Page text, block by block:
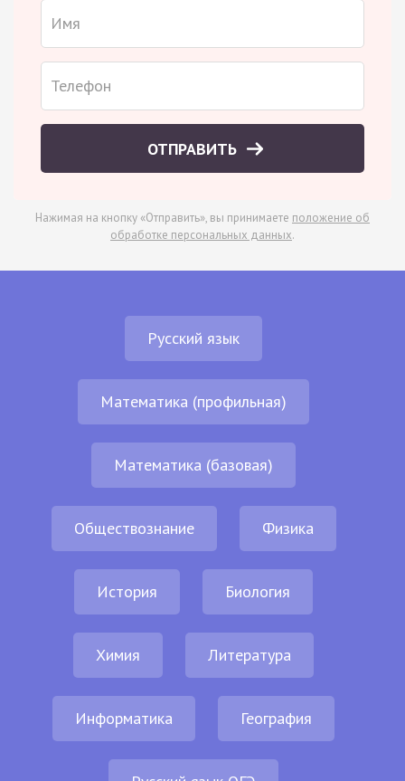
ОТПРАВИТЬ
Нажимая на кнопку «Отправить», вы принимаете положение об
обработке персональных данных.
Русский язык
Математика (профильная)
Математика (базовая)
Обществознание Физика
История Биология
Химия Литература
Информатика География